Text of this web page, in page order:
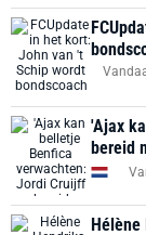
'Ajax
bereid
Hélène